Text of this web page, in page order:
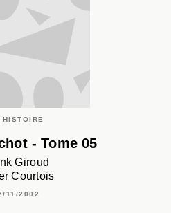
HISTOIRE
- Tome 05
Giroud
Courtois
11/2002